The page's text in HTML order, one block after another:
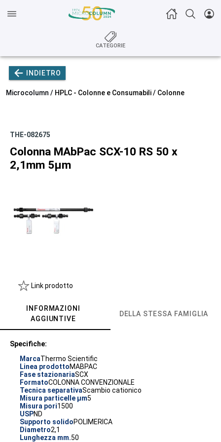
CATEGORIE
INDIETRO
Microcolumn / HPLC - Colonne e Consumabili/ Colonne
THE-082675
Colonna MAbPac SCX-10 RS 50 x
2,1mm 5µm
Link prodotto
INFORMAZIONI
AGGIUNTIVE
DELLA STESSA FAMIGLIA
Specifiche:
MarcaThermo Scientific
Linea prodottoMABPAC
Fase stazionariaSCX
FormatoCOLONNA CONVENZIONALE
Tecnica separativaScambio cationico
Misura particelle µm5
Misura pori1500
USPND
Supporto solidoPOLIMERICA
Diametro2,1
Lunghezza mm.50